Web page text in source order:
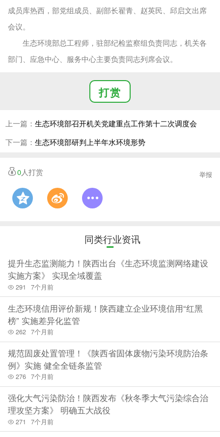
成员库热西，部党组成员、副部长翟青、赵英民、邱启文出席
会议。
生态环境部总工程师，驻部纪检监察组负责同志，机关各
部门、应急中心、服务中心主要负责同志列席会议。
打赏
上一篇： 生态环境部召开机关党建重点工作第十二次调度会
下一篇： 生态环境部研判上半年水环境形势
0人打赏 举报
同类行业资讯
提升生态监测能力！陕西出台《生态环境监测网络建设
实施方案》 实现全域覆盖
291 7个月前
生态环境信用评价新规！陕西建立企业环境信用“红黑
榜” 实施差异化监管
262 7个月前
规范固废处置管理！《陕西省固体废物污染环境防治条
例》实施 健全全链条监管
276 7个月前
强化大气污染防治！陕西发布《秋冬季大气污染综合治
理攻坚方案》 明确五大战役
271 7个月前